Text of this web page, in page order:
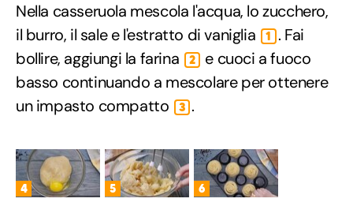
Nella casseruola mescola l'acqua, lo zucchero,
il burro, il sale e l'estratto di vaniglia
1
. Fai
bollire, aggiungi la farina
2
e cuoci a fuoco
basso continuando a mescolare per ottenere
un impasto compatto
3 .
4 5 6